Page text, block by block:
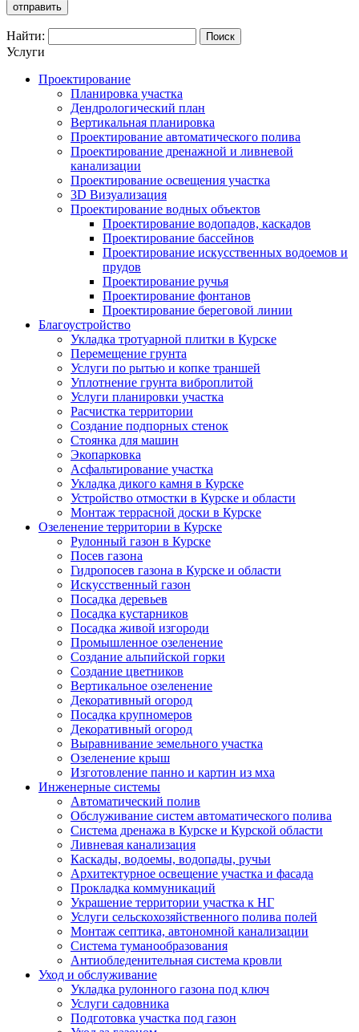
Найти:
Услуги
Проектирование
Планировка участка
Дендрологический план
Вертикальная планировка
Проектирование автоматического полива
Проектирование дренажной и ливневой
канализации
Проектирование освещения участка
3D Визуализация
Проектирование водных объектов
Проектирование водопадов, каскадов
Проектирование бассейнов
Проектирование искусственных водоемов и
прудов
Проектирование ручья
Проектирование фонтанов
Проектирование береговой линии
Благоустройство
Укладка тротуарной плитки в Курске
Перемещение грунта
Услуги по рытью и копке траншей
Уплотнение грунта виброплитой
Услуги планировки участка
Расчистка территории
Создание подпорных стенок
Стоянка для машин
Экопарковка
Асфальтирование участка
Укладка дикого камня в Курске
Устройство отмостки в Курске и области
Монтаж террасной доски в Курске
Озеленение территории в Курске
Рулонный газон в Курске
Посев газона
Гидропосев газона в Курске и области
Искусственный газон
Посадка деревьев
Посадка кустарников
Посадка живой изгороди
Промышленное озеленение
Создание альпийской горки
Создание цветников
Вертикальное озеленение
Декоративный огород
Посадка крупномеров
Декоративный огород
Выравнивание земельного участка
Озеленение крыш
Изготовление панно и картин из мха
Инженерные системы
Автоматический полив
Обслуживание систем автоматического полива
Система дренажа в Курске и Курской области
Ливневая канализация
Каскады, водоемы, водопады, ручьи
Архитектурное освещение участка и фасада
Прокладка коммуникаций
Украшение территории участка к НГ
Услуги сельскохозяйственного полива полей
Монтаж септика, автономной канализации
Система туманообразования
Антиобледенительная система кровли
Уход и обслуживание
Укладка рулонного газона под ключ
Услуги садовника
Подготовка участка под газон